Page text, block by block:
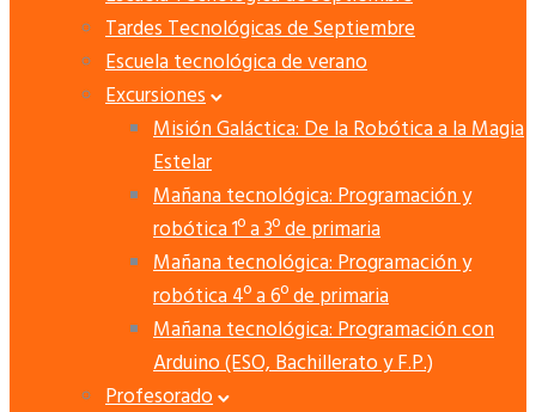
Tardes Tecnológicas de Septiembre
Escuela tecnológica de verano
Excursiones
Misión Galáctica: De la Robótica a la Magia
Estelar
Mañana tecnológica: Programación y
robótica 1º a 3º de primaria
Mañana tecnológica: Programación y
robótica 4º a 6º de primaria
Mañana tecnológica: Programación con
Arduino (ESO, Bachillerato y F.P.)
Profesorado